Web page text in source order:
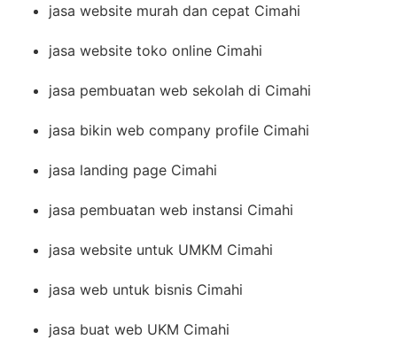
jasa website murah dan cepat Cimahi
jasa website toko online Cimahi
jasa pembuatan web sekolah di Cimahi
jasa bikin web company profile Cimahi
jasa landing page Cimahi
jasa pembuatan web instansi Cimahi
jasa website untuk UMKM Cimahi
jasa web untuk bisnis Cimahi
jasa buat web UKM Cimahi